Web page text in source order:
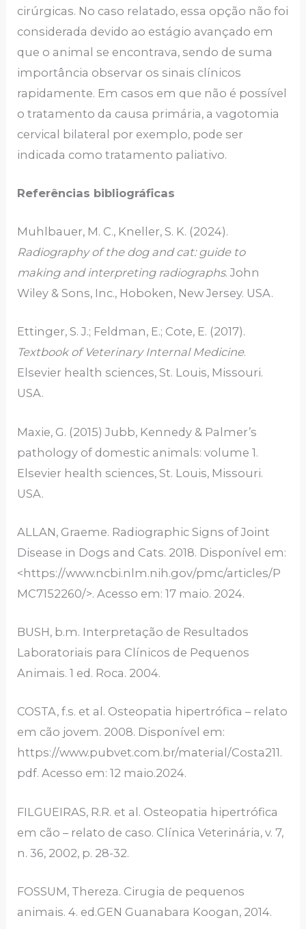
cirúrgicas. No caso relatado, essa opção não foi
considerada devido ao estágio avançado em
que o animal se encontrava, sendo de suma
importância observar os sinais clínicos
rapidamente. Em casos em que não é possível
o tratamento da causa primária, a vagotomia
cervical bilateral por exemplo, pode ser
indicada como tratamento paliativo.
Referências bibliográficas
Muhlbauer, M. C., Kneller, S. K. (2024).
Radiography of the dog and cat: guide to
making and interpreting radiographs. John
Wiley & Sons, Inc., Hoboken, New Jersey. USA.
Ettinger, S. J.; Feldman, E.; Cote, E. (2017).
Textbook of Veterinary Internal Medicine.
Elsevier health sciences, St. Louis, Missouri.
USA.
Maxie, G. (2015) Jubb, Kennedy & Palmer’s
pathology of domestic animals: volume 1.
Elsevier health sciences, St. Louis, Missouri.
USA.
ALLAN, Graeme. Radiographic Signs of Joint
Disease in Dogs and Cats. 2018. Disponível em:
<https://www.ncbi.nlm.nih.gov/pmc/articles/P
MC7152260/>. Acesso em: 17 maio. 2024.
BUSH, b.m. Interpretação de Resultados
Laboratoriais para Clínicos de Pequenos
Animais. 1 ed. Roca. 2004.
COSTA, f.s. et al. Osteopatia hipertrófica – relato
em cão jovem. 2008. Disponível em:
https://www.pubvet.com.br/material/Costa211.
pdf. Acesso em: 12 maio.2024.
FILGUEIRAS, R.R. et al. Osteopatia hipertrófica
em cão – relato de caso. Clínica Veterinária, v. 7,
n. 36, 2002, p. 28-32.
FOSSUM, Thereza. Cirugia de pequenos
animais. 4. ed.GEN Guanabara Koogan, 2014.